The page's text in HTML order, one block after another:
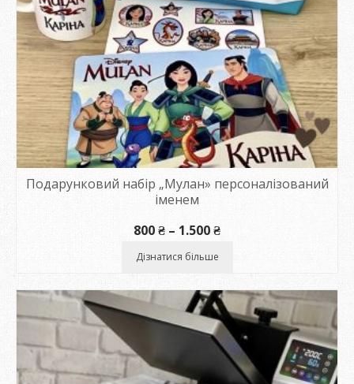
Подарунковий набір „Мулан» персоналізований
іменем
800₴ – 1.500₴Диапазон
Дізнатися більше